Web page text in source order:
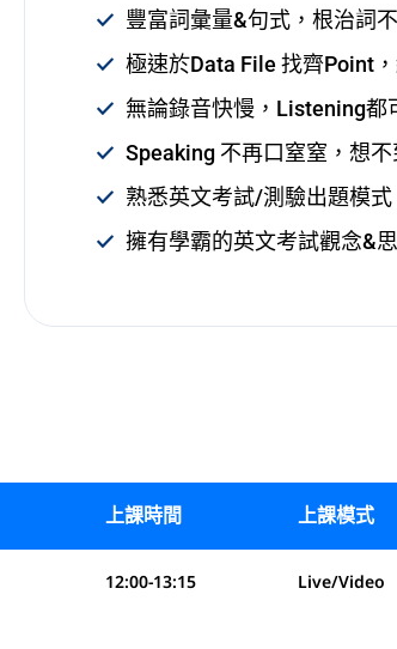
豐富詞彙量&句式，根治詞
極速於Data File 找齊Point
無論錄音快慢，Listening都
Speaking 不再口窒窒，想
熟悉英文考試/測驗出題模式
擁有學霸的英文考試觀念&
上課時間 上課模式
12:00-13:15 Live/Video